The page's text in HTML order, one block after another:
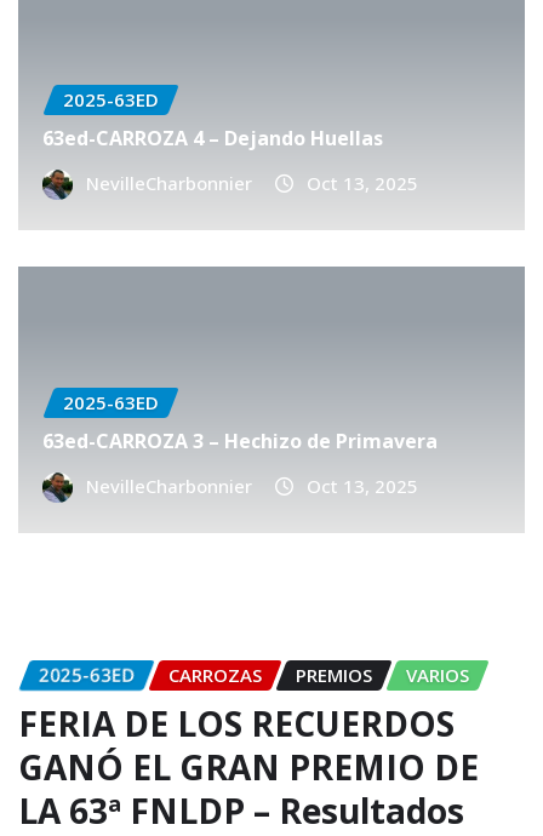
2025-63ED
63ed-CARROZA 4 – Dejando Huellas
NevilleCharbonnier Oct 13, 2025
2025-63ED
63ed-CARROZA 3 – Hechizo de Primavera
NevilleCharbonnier Oct 13, 2025
2025-63ED CARROZAS PREMIOS VARIOS
FERIA DE LOS RECUERDOS
GANÓ EL GRAN PREMIO DE
LA 63ª FNLDP – Resultados